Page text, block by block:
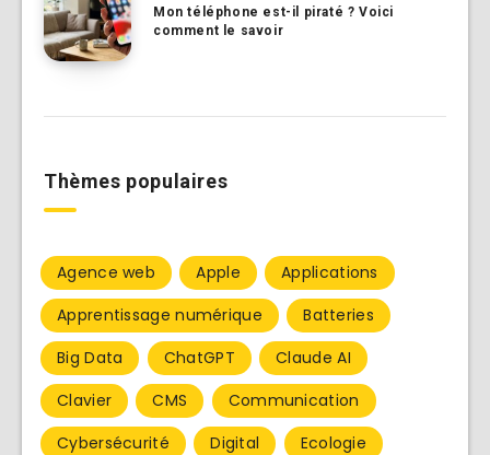
Mon téléphone est-il piraté ? Voici
comment le savoir
Thèmes populaires
Agence web Apple
Applications
Apprentissage numérique
Batteries
Big Data
ChatGPT
Claude AI
Clavier
CMS
Communication
Cybersécurité
Digital
Ecologie